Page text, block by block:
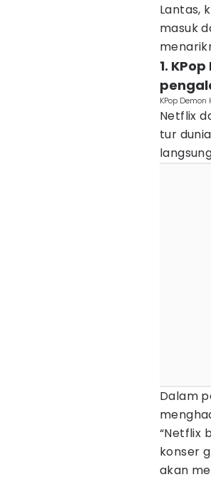
Lantas,
masuk
1.
KPop
Netflix
tur
Dalam
“Netflix
konser
akan